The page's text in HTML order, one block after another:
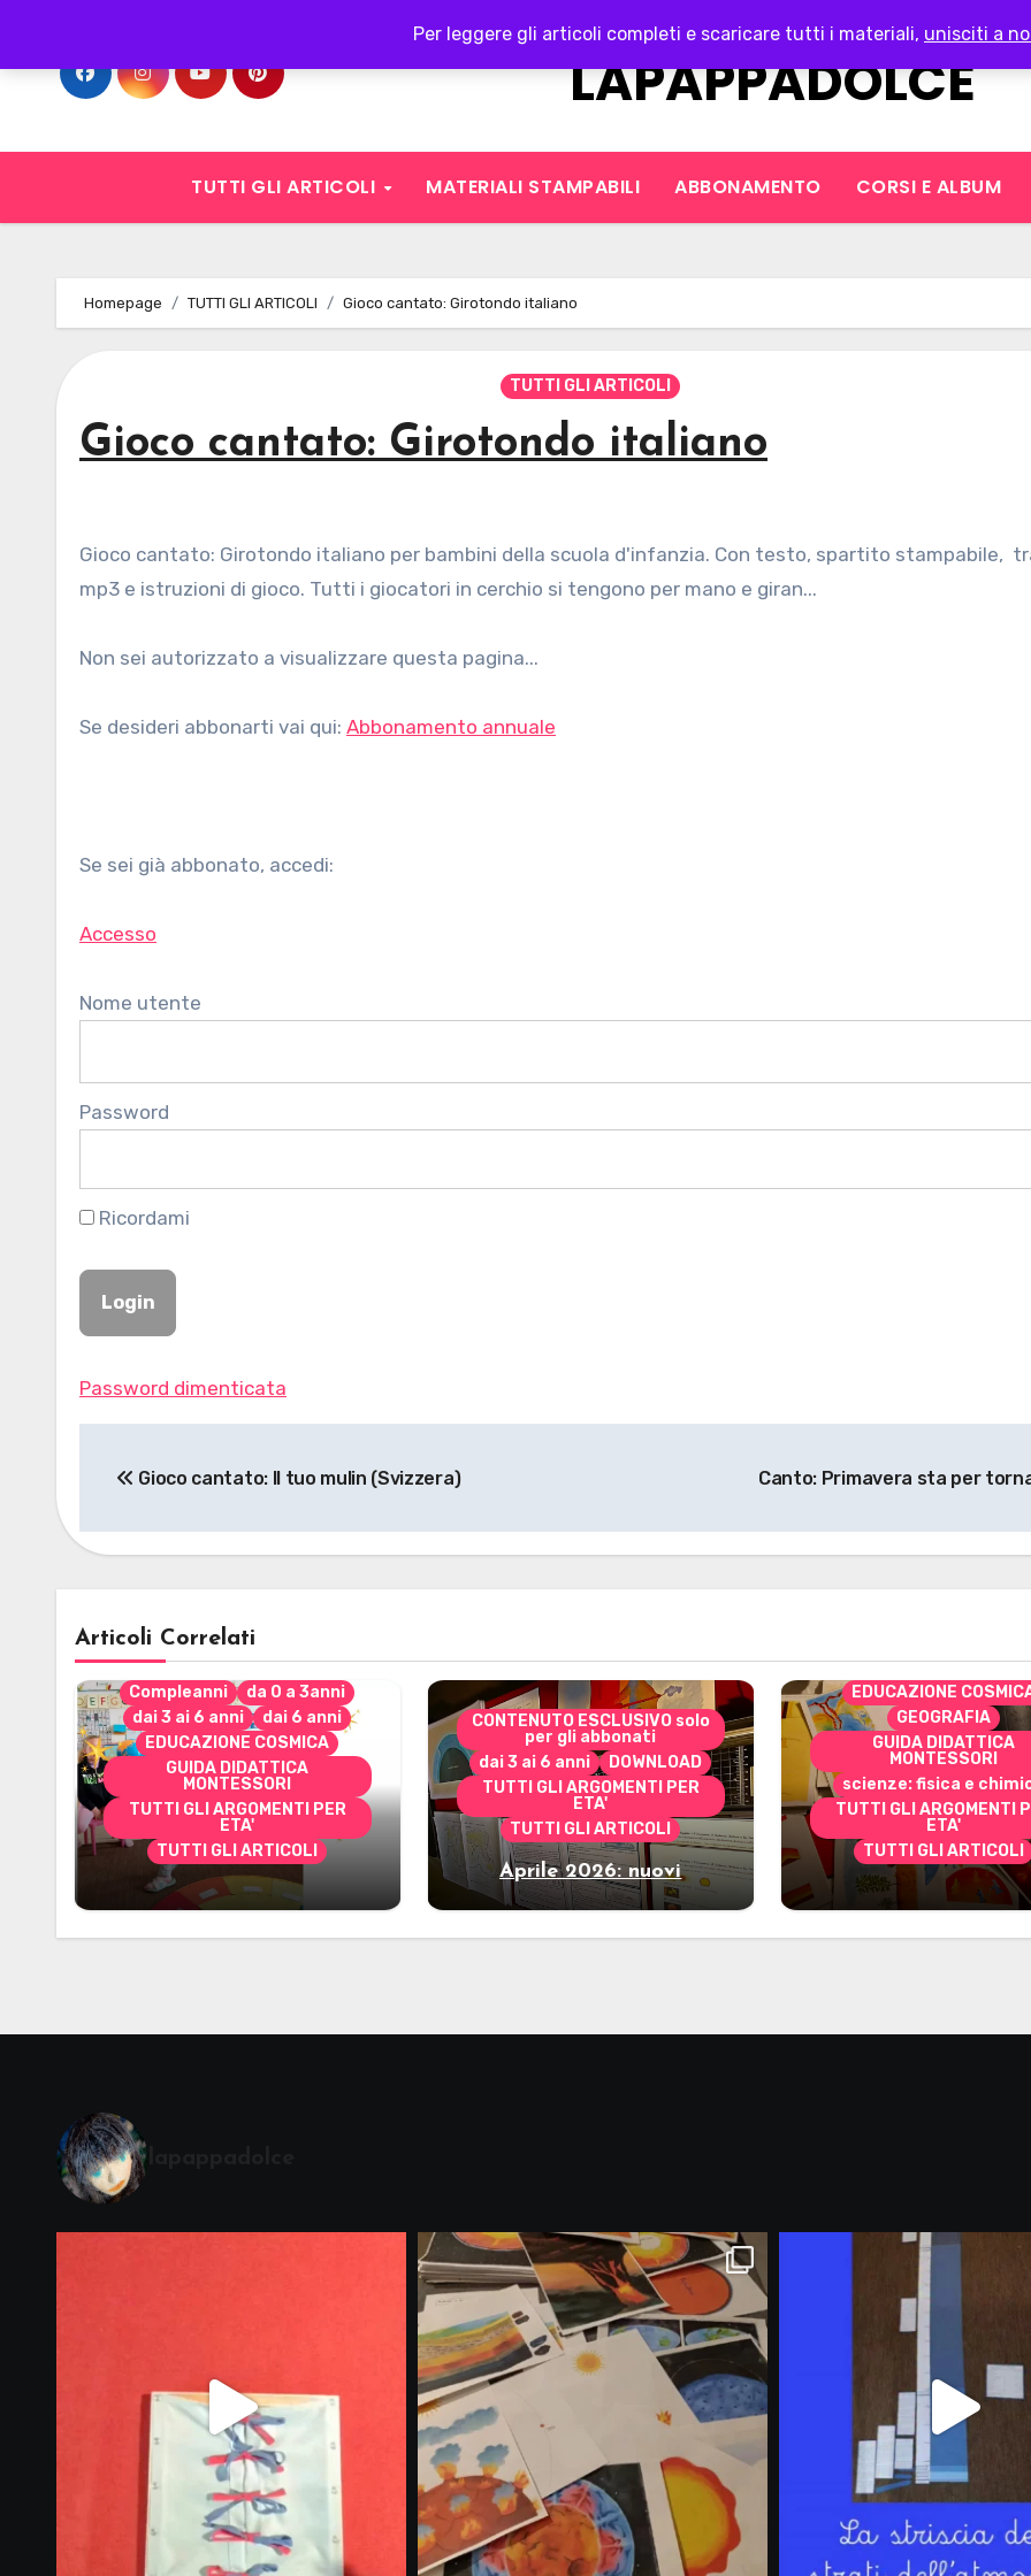
Per leggere gli articoli completi e scaricare tutti i materiali, unisciti a
content
LAPAPPADOLCE
TUTTI GLI ARTICOLI MATERIALI STAMPABILI ABBONAMENTO CORSI E ALBUM
Homepage TUTTI GLI ARTICOLI Gioco cantato: Girotondo italiano
TUTTI GLI ARTICOLI
Gioco cantato: Girotondo italiano
Gioco cantato: Girotondo italiano per bambini della scuola d'infanzia. Con testo, spartito stampabile, traccia
mp3 e istruzioni di gioco. Tutti i giocatori in cerchio si tengono per mano e giran...
Non sei autorizzato a visualizzare questa pagina...
Se desideri abbonarti vai qui: Abbonamento annuale
Se sei già abbonato, accedi:
Accesso
Nome utente
Password
Ricordami
Password dimenticata
articoli
Gioco cantato: Il tuo mulin (Svizzera) Canto: Primavera sta per
Articoli Correlati
Compleanni
da 0 a 3anni
dai 3 ai 6 anni
dai 6 anni
EDUCAZIONE COSMICA
GUIDA DIDATTICA
MONTESSORI
TUTTI GLI ARGOMENTI PER
ETA'
TUTTI GLI ARTICOLI
Alcuni materiali per
accompagnare la
Cerimonia del Sole
CONTENUTO ESCLUSIVO solo
per gli abbonati
dai 3 ai 6 anni
DOWNLOAD
TUTTI GLI ARGOMENTI PER
ETA'
TUTTI GLI ARTICOLI
Aprile 2026: nuovi
materiali stampabili per
CONTENUTO
DOWNLOAD
EDUCAZIONE
GEOGRAFIA
GUIDA DIDATTICA
MONTESSORI
scienze: fisica e
TUTTI GLI ARGOMENTI
ETA'
TUTTI GLI ARTICOLI
Marzo 2026:
materiali stampabili
gli abbonati